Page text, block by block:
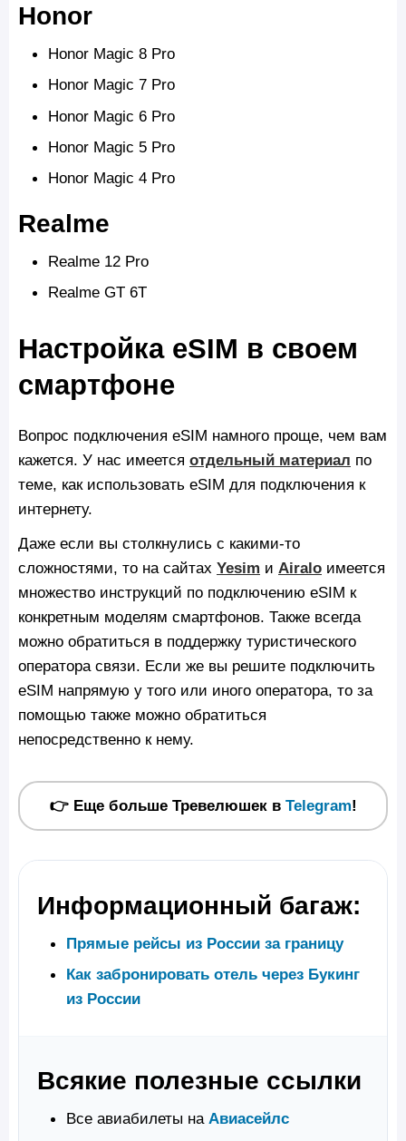
Honor
Honor Magic 8 Pro
Honor Magic 7 Pro
Honor Magic 6 Pro
Honor Magic 5 Pro
Honor Magic 4 Pro
Realme
Realme 12 Pro
Realme GT 6T
Настройка eSIM в своем
смартфоне
Вопрос подключения eSIM намного проще, чем вам
кажется. У нас имеется отдельный материал по
теме, как использовать eSIM для подключения к
интернету.
Даже если вы столкнулись с какими-то
сложностями, то на сайтах Yesim и Airalo имеется
множество инструкций по подключению eSIM к
конкретным моделям смартфонов. Также всегда
можно обратиться в поддержку туристического
оператора связи. Если же вы решите подключить
eSIM напрямую у того или иного оператора, то за
помощью также можно обратиться
непосредственно к нему.
👉 Еще больше Тревелюшек в Telegram!
Информационный багаж:
Прямые рейсы из России за границу
Как забронировать отель через Букинг
из России
Всякие полезные ссылки
Все авиабилеты на Авиасейлс